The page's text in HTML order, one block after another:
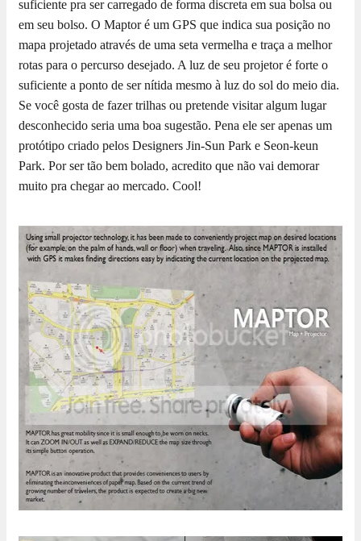
suficiente pra ser carregado de forma discreta em sua bolsa ou
em seu bolso. O Maptor é um GPS que indica sua posição no
mapa projetado através de uma seta vermelha e traça a melhor
rotas para o percurso desejado. A luz de seu projetor é forte o
suficiente a ponto de ser nítida mesmo à luz do sol do meio dia.
Se você gosta de fazer trilhas ou pretende visitar algum lugar
desconhecido seria uma boa sugestão. Pena ele ser apenas um
protótipo criado pelos Designers Jin-Sun Park e Seon-keun
Park. Por ser tão bem bolado, acredito que não vai demorar
muito pra chegar ao mercado. Cool!